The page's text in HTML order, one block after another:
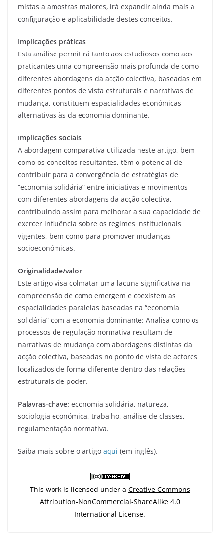
mistas a amostras maiores, irá expandir ainda mais a
configuração e aplicabilidade destes conceitos.
Implicações práticas
Esta análise permitirá tanto aos estudiosos como aos
praticantes uma compreensão mais profunda de como
diferentes abordagens da acção colectiva, baseadas em
diferentes pontos de vista estruturais e narrativas de
mudança, constituem espacialidades económicas
alternativas às da economia dominante.
Implicações sociais
A abordagem comparativa utilizada neste artigo, bem
como os conceitos resultantes, têm o potencial de
contribuir para a convergência de estratégias de
“economia solidária” entre iniciativas e movimentos
com diferentes abordagens da acção colectiva,
contribuindo assim para melhorar a sua capacidade de
exercer influência sobre os regimes institucionais
vigentes, bem como para promover mudanças
socioeconómicas.
Originalidade/valor
Este artigo visa colmatar uma lacuna significativa na
compreensão de como emergem e coexistem as
espacialidades paralelas baseadas na “economia
solidária” com a economia dominante: Analisa como os
processos de regulação normativa resultam de
narrativas de mudança com abordagens distintas da
acção colectiva, baseadas no ponto de vista de actores
localizados de forma diferente dentro das relações
estruturais de poder.
Palavras-chave: economia solidária, natureza,
sociologia económica, trabalho, análise de classes,
regulamentação normativa.
Saiba mais sobre o artigo aqui (em inglês).
This work is licensed under a Creative Commons
Attribution-NonCommercial-ShareAlike 4.0
International License.